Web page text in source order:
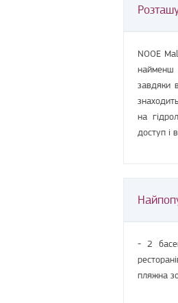
NOOE
найменш
завдяки
на
доступ і
- 2
пляжна